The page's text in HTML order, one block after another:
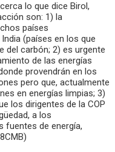
lo que dice Birol,
son: 1) la
países
(países en los que
del carbón; 2) es urgente
de las energías
provendrán en los
pero que, actualmente
en energías limpias; 3)
los dirigentes de la COP
a los
fuentes de energía,